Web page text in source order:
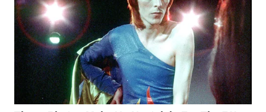
WN
PADANG
LAWAS
WN
SUMEDANG
WN